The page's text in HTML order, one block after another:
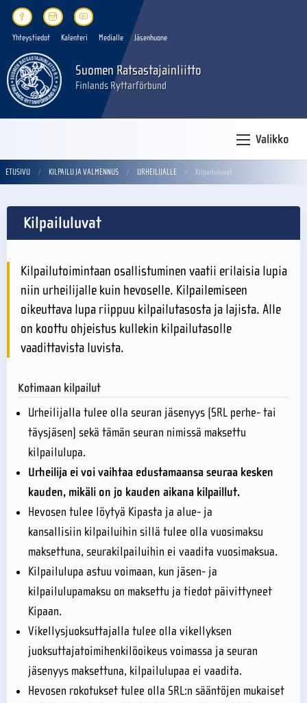
Yhteystiedot Kalenteri Medialle Jäsenhuone
Suomen Ratsastajainliitto
Finlands Ryttarförbund
Valikko
ETUSIVU KILPAILU JA VALMENNUS URHEILIJALLE Kilpailuluvat
Kilpailuluvat
Kilpailutoimintaan osallistuminen vaatii erilaisia lupia
niin urheilijalle kuin hevoselle. Kilpailemiseen
oikeuttava lupa riippuu kilpailutasosta ja lajista. Alle
on koottu ohjeistus kullekin kilpailutasolle
vaadittavista luvista.
Kotimaan kilpailut
Urheilijalla tulee olla seuran jäsenyys (SRL perhe- tai
täysjäsen) sekä tämän seuran nimissä maksettu
kilpailulupa.
Urheilija ei voi vaihtaa edustamaansa seuraa kesken
kauden, mikäli on jo kauden aikana kilpaillut.
Hevosen tulee löytyä Kipasta ja alue- ja
kansallisiin kilpailuihin sillä tulee olla vuosimaksu
maksettuna, seurakilpailuihin ei vaadita vuosimaksua.
Kilpailulupa astuu voimaan, kun jäsen- ja
kilpailulupamaksu on maksettu ja tiedot päivittyneet
Kipaan.
Vikellysjuoksuttajalla tulee olla vikellyksen
juoksuttajatoimihenkilöoikeus voimassa ja seuran
jäsenyys maksettuna, kilpailulupaa ei vaadita.
Hevosen rokotukset tulee olla SRL:n sääntöjen mukaiset